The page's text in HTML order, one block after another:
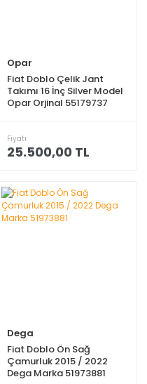
Opar
Fiat Doblo Çelik Jant
Takımı 16 İnç Silver Model
Opar Orjinal 55179737
Fiyatı
25.500,00 TL
Dega
Fiat Doblo Ön Sağ
Çamurluk 2015 / 2022
Dega Marka 51973881